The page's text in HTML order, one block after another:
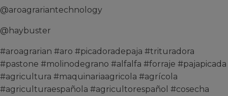
@aroagrariantechnology
@haybuster
#aroagrarian #aro #picadoradepaja #trituradora
#pastone #molinodegrano #alfalfa #forraje #pajapicada
#agricultura #maquinariaagricola #agrícola
#agriculturaespañola #agricultorespañol #cosecha